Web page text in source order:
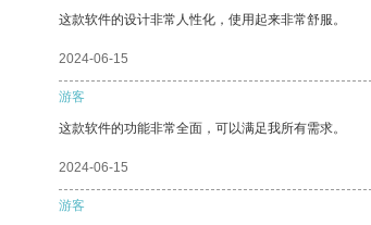
这款软件的设计非常人性化，使用起来非常舒服。
2024-06-15
游客
这款软件的功能非常全面，可以满足我所有需求。
2024-06-15
游客